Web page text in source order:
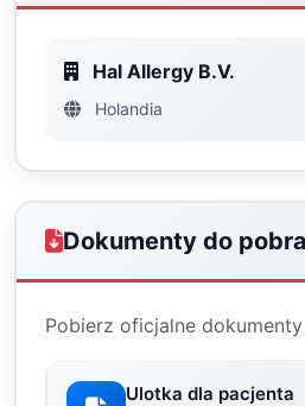
Hal Allergy B.V.
Holandia
Dokumenty do
Pobierz oficjalne
Ulotka dla pacjenta